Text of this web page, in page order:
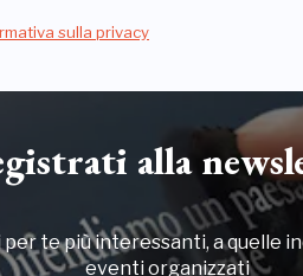
sulla privacy
alla
te più interessanti, a quelle
eventi organizzati